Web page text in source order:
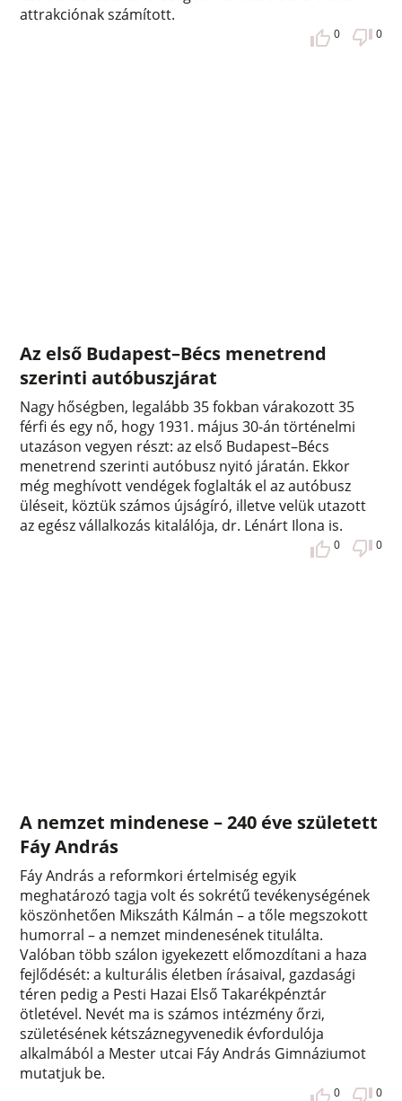
attrakciónak számított.
0 0
Az első Budapest–Bécs menetrend
szerinti autóbuszjárat
Nagy hőségben, legalább 35 fokban várakozott 35
férfi és egy nő, hogy 1931. május 30-án történelmi
utazáson vegyen részt: az első Budapest–Bécs
menetrend szerinti autóbusz nyitó járatán. Ekkor
még meghívott vendégek foglalták el az autóbusz
üléseit, köztük számos újságíró, illetve velük utazott
az egész vállalkozás kitalálója, dr. Lénárt Ilona is.
0 0
A nemzet mindenese – 240 éve született
Fáy András
Fáy András a reformkori értelmiség egyik
meghatározó tagja volt és sokrétű tevékenységének
köszönhetően Mikszáth Kálmán – a tőle megszokott
humorral – a nemzet mindenesének titulálta.
Valóban több szálon igyekezett előmozdítani a haza
fejlődését: a kulturális életben írásaival, gazdasági
téren pedig a Pesti Hazai Első Takarékpénztár
ötletével. Nevét ma is számos intézmény őrzi,
születésének kétszáznegyvenedik évfordulója
alkalmából a Mester utcai Fáy András Gimnáziumot
mutatjuk be.
0 0